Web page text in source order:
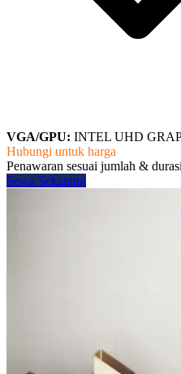
VGA/GPU: INTEL UHD
Hubungi untuk harga
Penawaran sesuai jumlah &
Sewa Sekarang